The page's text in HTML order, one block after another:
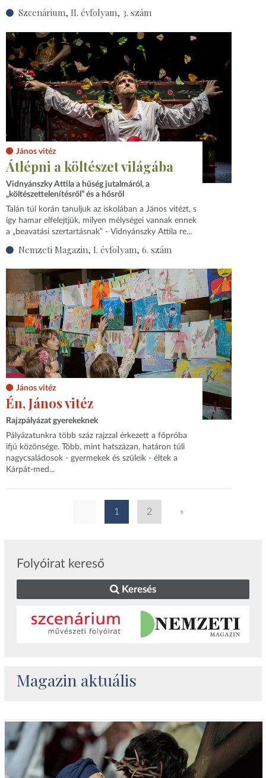
Szcenárium, II. évfolyam, 3. szám
János vitéz
Átlépni a költészet világába
Vidnyánszky Attila a hűség jutalmáról, a
„költészettelenítésről” és a hősről
Talán túl korán tanuljuk az iskolában a János vitézt, s
így hamar elfelejtjük, milyen mélységei vannak ennek
a „beavatási szertartásnak” - Vidnyánszky Attila re...
Nemzeti Magazin, I. évfolyam, 6. szám
János vitéz
Én, János vitéz
Rajzpályázat gyerekeknek
Pályázatunkra több száz rajzzal érkezett a főpróba
ifjú közönsége. Több, mint hatszázan, határon túli
nagycsaládosok - gyermekek és szüleik - éltek a
Kárpát-med...
1 2 »
Folyóirat kereső
Keresés
Magazin aktuális